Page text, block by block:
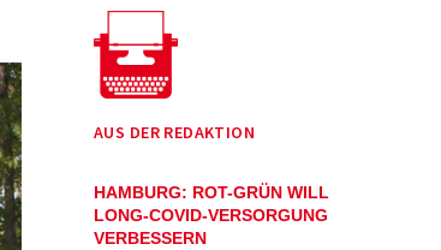
AUS DER REDAKTION
HAMBURG: ROT-GRÜN WILL
LONG-COVID-VERSORGUNG
VERBESSERN